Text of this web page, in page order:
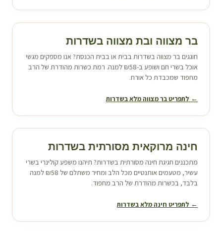
בר מצווה ובת מצווה בשדרות
חוגגים בר מצווה בשדרות בבית או בבית הכנסת? אנו מספקים מגשי
אוכל בשרי חם ושופע ב-₪58 למנה. רמת כשרות מהודרת של הרב
מחפוד שמכבדת כל אורח.
← לתפריט בר מצווה מלא בשדרות
חינה מרוקאית מסורתית בשדרות
מתכננים חגיגת חינה מסורתית בשדרות? תיהנו משפע קולינרי בשרי
עשיר, מטעמים אותנטיים מכל הלב ומחיר משתלם של ₪58 למנה
בלבד, בכשרות מהודרת של הרב מחפוד.
← לתפריט חינה מלא בשדרות